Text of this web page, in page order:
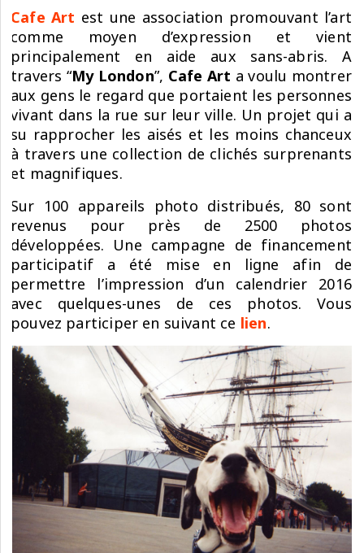
Cafe Art est une association promouvant l’art
comme moyen d’expression et vient
principalement en aide aux sans-abris. A
travers “My London”, Cafe Art a voulu montrer
aux gens le regard que portaient les personnes
vivant dans la rue sur leur ville. Un projet qui a
su rapprocher les aisés et les moins chanceux
à travers une collection de clichés surprenants
et magnifiques.
Sur 100 appareils photo distribués, 80 sont
revenus pour près de 2500 photos
développées. Une campagne de financement
participatif a été mise en ligne afin de
permettre l’impression d’un calendrier 2016
avec quelques-unes de ces photos. Vous
pouvez participer en suivant ce lien.